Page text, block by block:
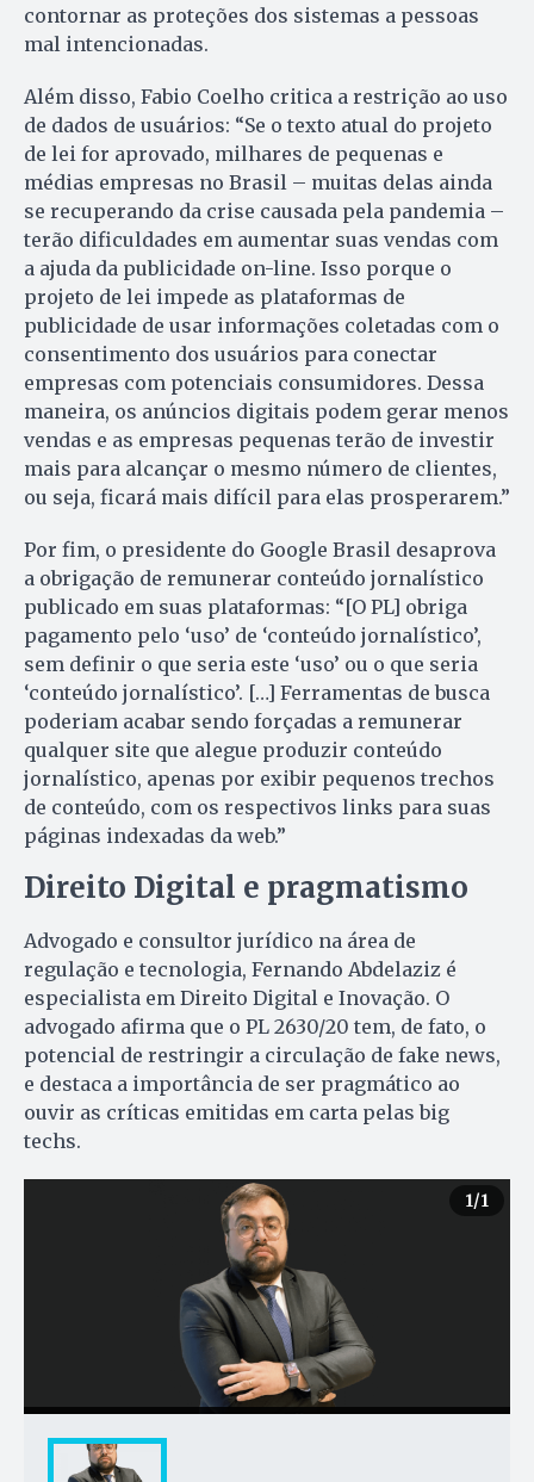
contornar as proteções dos sistemas a pessoas
mal intencionadas.
Além disso, Fabio Coelho critica a restrição ao uso
de dados de usuários: “Se o texto atual do projeto
de lei for aprovado, milhares de pequenas e
médias empresas no Brasil – muitas delas ainda
se recuperando da crise causada pela pandemia –
terão dificuldades em aumentar suas vendas com
a ajuda da publicidade on-line. Isso porque o
projeto de lei impede as plataformas de
publicidade de usar informações coletadas com o
consentimento dos usuários para conectar
empresas com potenciais consumidores. Dessa
maneira, os anúncios digitais podem gerar menos
vendas e as empresas pequenas terão de investir
mais para alcançar o mesmo número de clientes,
ou seja, ficará mais difícil para elas prosperarem.”
Por fim, o presidente do Google Brasil desaprova
a obrigação de remunerar conteúdo jornalístico
publicado em suas plataformas: “[O PL] obriga
pagamento pelo ‘uso’ de ‘conteúdo jornalístico’,
sem definir o que seria este ‘uso’ ou o que seria
‘conteúdo jornalístico’. […] Ferramentas de busca
poderiam acabar sendo forçadas a remunerar
qualquer site que alegue produzir conteúdo
jornalístico, apenas por exibir pequenos trechos
de conteúdo, com os respectivos links para suas
páginas indexadas da web.”
Direito Digital e pragmatismo
Advogado e consultor jurídico na área de
regulação e tecnologia, Fernando Abdelaziz é
especialista em Direito Digital e Inovação. O
advogado afirma que o PL 2630/20 tem, de fato, o
potencial de restringir a circulação de fake news,
e destaca a importância de ser pragmático ao
ouvir as críticas emitidas em carta pelas big
techs.
1/1